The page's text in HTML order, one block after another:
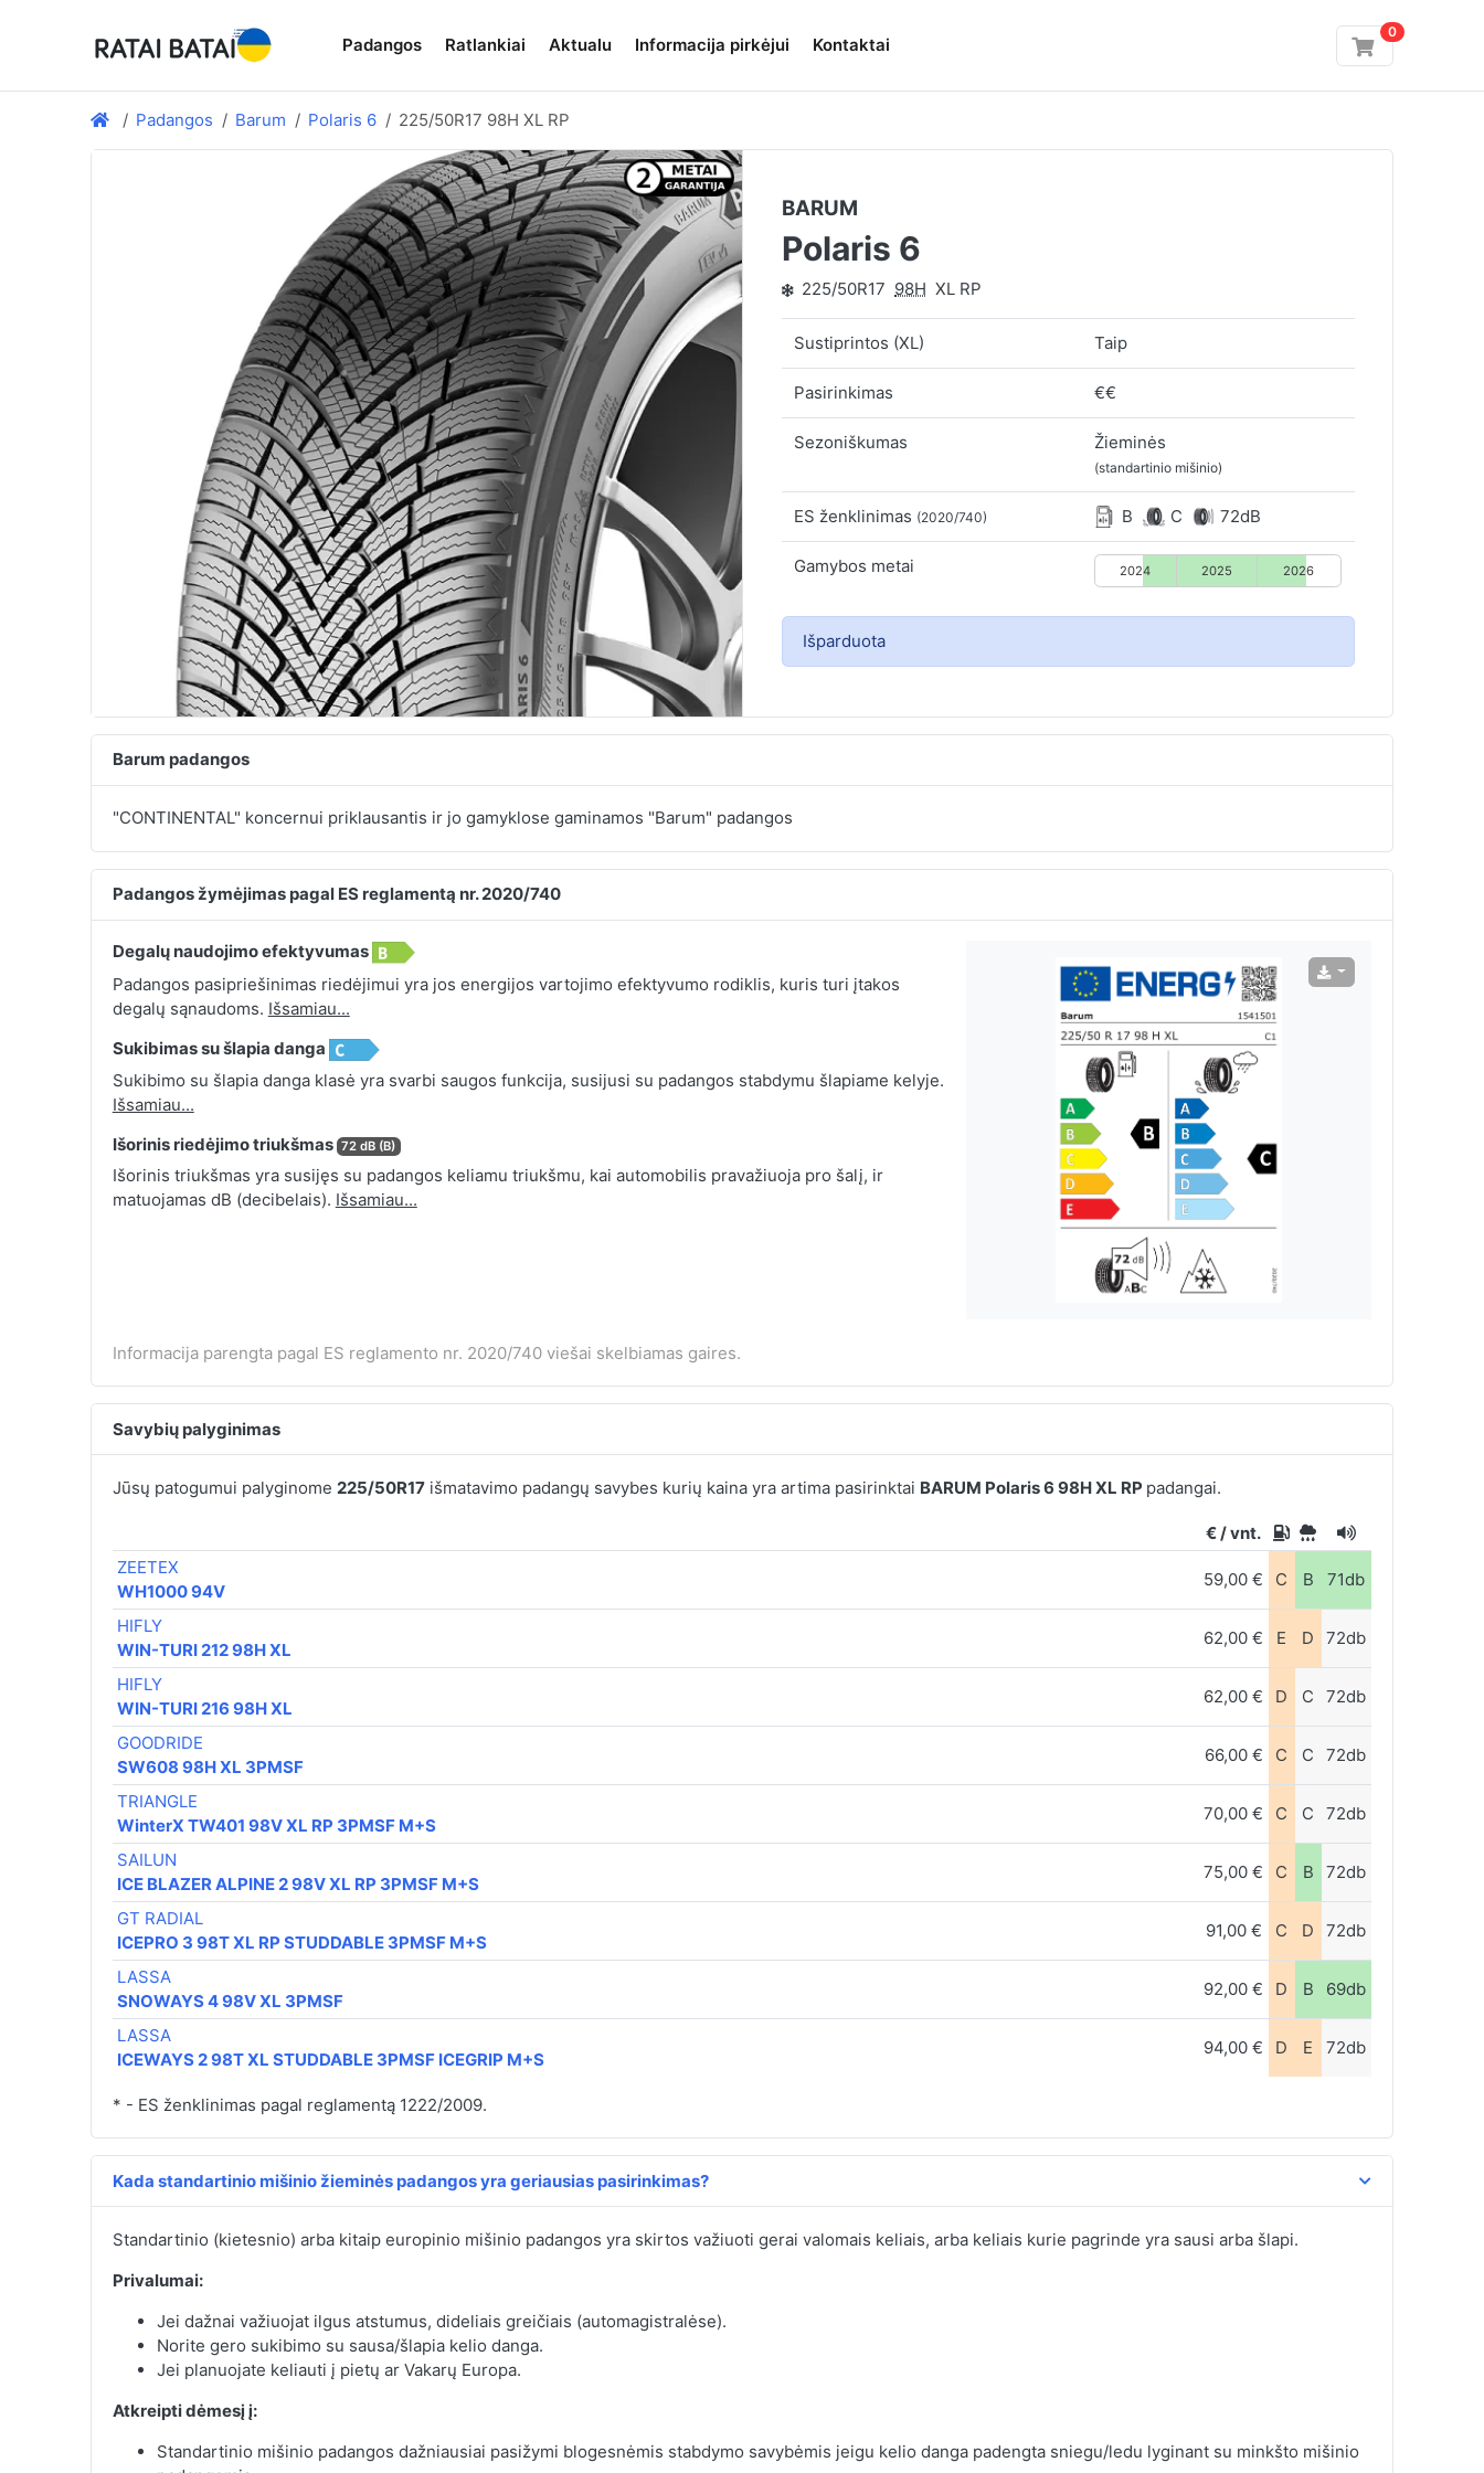
Padangos Ratlankiai Aktualu Informacija pirkėjui Kontaktai
0
Padangos Barum Polaris 6 225/50R17 98H XL RP
BARUM
Polaris 6
225/50R17 98H XL RP
Sustiprintos (XL) Taip
Pasirinkimas €€
Sezoniškumas Žieminės
(standartinio mišinio)
ES ženklinimas (2020/740) B C 72dB
Gamybos metai 2024 2025 2026
Išparduota
Barum padangos
"CONTINENTAL" koncernui priklausantis ir jo gamyklose gaminamos "Barum" padangos
Padangos žymėjimas pagal ES reglamentą nr. 2020/740
Degalų naudojimo efektyvumas
Padangos pasipriešinimas riedėjimui yra jos energijos vartojimo efektyvumo rodiklis, kuris turi įtakos
degalų sąnaudoms. Išsamiau...
Sukibimas su šlapia danga
Sukibimo su šlapia danga klasė yra svarbi saugos funkcija, susijusi su padangos stabdymu šlapiame kelyje.
Išsamiau...
Išorinis riedėjimo triukšmas 72 dB (B)
Išorinis triukšmas yra susijęs su padangos keliamu triukšmu, kai automobilis pravažiuoja pro šalį, ir
matuojamas dB (decibelais). Išsamiau...
Informacija parengta pagal ES reglamento nr. 2020/740 viešai skelbiamas gaires.
Savybių palyginimas
Jūsų patogumui palyginome 225/50R17išmatavimo padangų savybes kurių kaina yra artima pasirinktai BARUM Polaris 6 98H XL RP padangai.
€ / vnt.
ZEETEX
WH1000 94V
59,00 € C B 71db
HIFLY
WIN-TURI 212 98H XL
62,00 € E D 72db
HIFLY
WIN-TURI 216 98H XL
62,00 € D C 72db
GOODRIDE
SW608 98H XL 3PMSF
66,00 € C C 72db
TRIANGLE
WinterX TW401 98V XL RP 3PMSF M+S
70,00 € C C 72db
SAILUN
ICE BLAZER ALPINE 2 98V XL RP 3PMSF M+S
75,00 € C B 72db
GT RADIAL
ICEPRO 3 98T XL RP STUDDABLE 3PMSF M+S
91,00 € C D 72db
LASSA
SNOWAYS 4 98V XL 3PMSF
92,00 € D B 69db
LASSA
ICEWAYS 2 98T XL STUDDABLE 3PMSF ICEGRIP M+S
94,00 € D E 72db
* - ES ženklinimas pagal reglamentą 1222/2009.
Kada standartinio mišinio žieminės padangos yra geriausias pasirinkimas?
Standartinio (kietesnio) arba kitaip europinio mišinio padangos yra skirtos važiuoti gerai valomais keliais, arba keliais kurie pagrinde yra sausi arba šlapi.
Privalumai:
Jei dažnai važiuojat ilgus atstumus, dideliais greičiais (automagistralėse).
Norite gero sukibimo su sausa/šlapia kelio danga.
Jei planuojate keliauti į pietų ar Vakarų Europa.
Atkreipti dėmesį į:
Standartinio mišinio padangos dažniausiai pasižymi blogesnėmis stabdymo savybėmis jeigu kelio danga padengta sniegu/ledu lyginant su minkšto mišinio